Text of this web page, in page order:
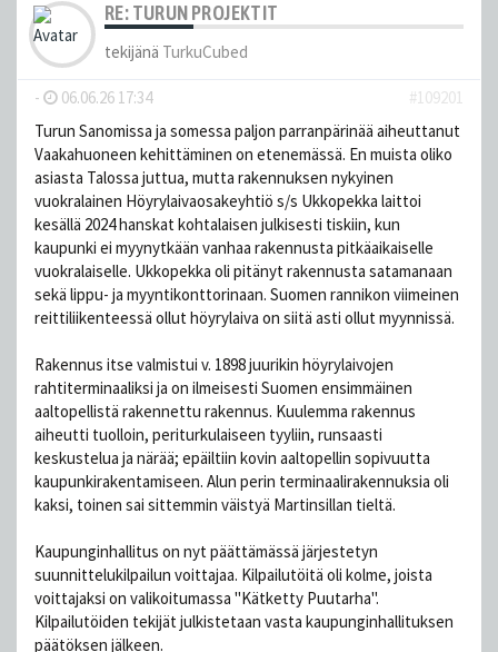
RE: TURUN PROJEKTIT
tekijänä TurkuCubed
- 06.06.26 17:34
#109201
Turun Sanomissa ja somessa paljon parranpärinää aiheuttanut
Vaakahuoneen kehittäminen on etenemässä. En muista oliko
asiasta Talossa juttua, mutta rakennuksen nykyinen
vuokralainen Höyrylaivaosakeyhtiö s/s Ukkopekka laittoi
kesällä 2024 hanskat kohtalaisen julkisesti tiskiin, kun
kaupunki ei myynytkään vanhaa rakennusta pitkäaikaiselle
vuokralaiselle. Ukkopekka oli pitänyt rakennusta satamanaan
sekä lippu- ja myyntikonttorinaan. Suomen rannikon viimeinen
reittiliikenteessä ollut höyrylaiva on siitä asti ollut myynnissä.
Rakennus itse valmistui v. 1898 juurikin höyrylaivojen
rahtiterminaaliksi ja on ilmeisesti Suomen ensimmäinen
aaltopellistä rakennettu rakennus. Kuulemma rakennus
aiheutti tuolloin, periturkulaiseen tyyliin, runsaasti
keskustelua ja närää; epäiltiin kovin aaltopellin sopivuutta
kaupunkirakentamiseen. Alun perin terminaalirakennuksia oli
kaksi, toinen sai sittemmin väistyä Martinsillan tieltä.
Kaupunginhallitus on nyt päättämässä järjestetyn
suunnittelukilpailun voittajaa. Kilpailutöitä oli kolme, joista
voittajaksi on valikoitumassa "Kätketty Puutarha".
Kilpailutöiden tekijät julkistetaan vasta kaupunginhallituksen
päätöksen jälkeen.